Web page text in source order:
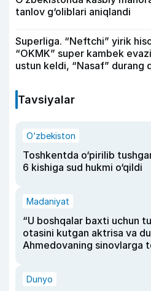
tanlov g‘oliblari aniqlandi
Superliga. “Neftchi” yirik
“OKMK” super kambek
ustun keldi, “Nasaf” durang
Tavsiyalar
O‘zbekiston
Toshkentda o‘pirilib
6 kishiga sud hukmi o‘qildi
Madaniyat
“U boshqalar baxti uchun
otasini kutgan aktrisa va
Ahmedovaning sinovlarga
Dunyo